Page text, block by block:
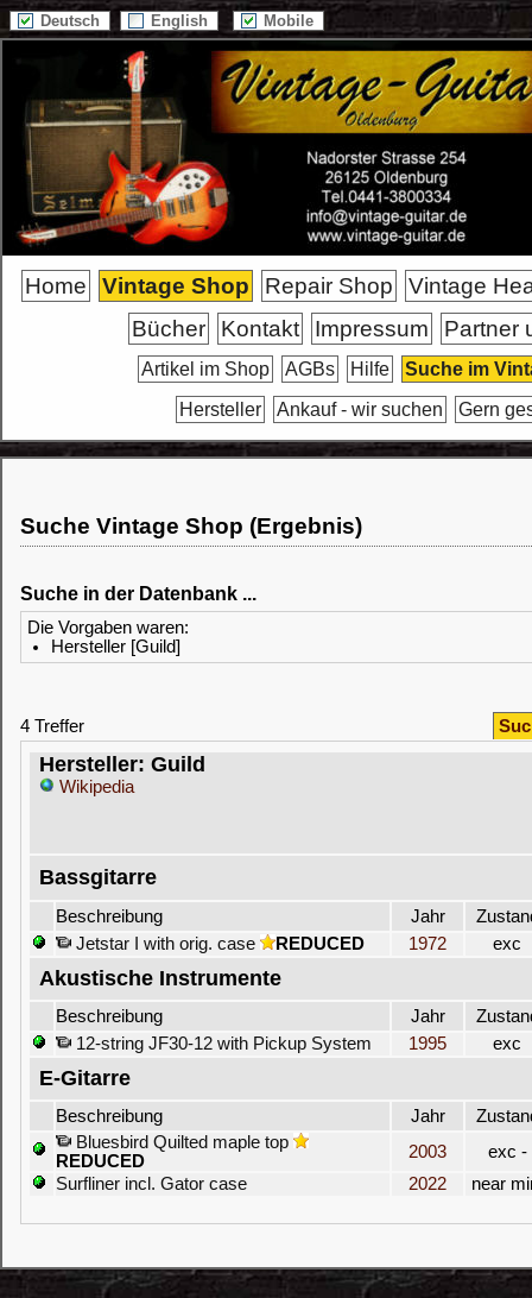
Deutsch English Mobile
Home Vintage Shop Repair Shop
Vintage
Bücher
Kontakt Impressum Partner
Artikel im Shop AGBs Hilfe
Suche im
Hersteller
Ankauf - wir suchen Gern
Suche Vintage Shop (Ergebnis)
Suche in der Datenbank ...
Die Vorgaben waren:
Hersteller [Guild]
4 Treffer
Hersteller: Guild
Wikipedia
Bassgitarre
Beschreibung Jahr
Jetstar I with orig. case
REDUCED 1972 exc
Akustische Instrumente
Beschreibung Jahr
12-string JF30-12 with Pickup System
1995 exc
E-Gitarre
Beschreibung Jahr
Bluesbird Quilted maple top
REDUCED
2003
exc -
Surfliner incl. Gator case
2022 near